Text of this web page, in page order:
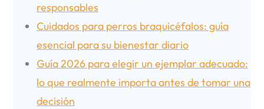
responsables
Cuidados para perros braquicéfalos: guía
esencial para su bienestar diario
Guía 2026 para elegir un ejemplar adecuado:
lo que realmente importa antes de tomar una
decisión